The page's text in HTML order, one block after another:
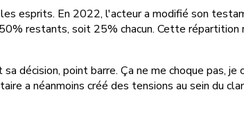
esprits. En 2022, l'acteur a modifié son
restants, soit 25% chacun. Cette
point barre. Ça ne me choque pas, je
a néanmoins créé des tensions au sein du